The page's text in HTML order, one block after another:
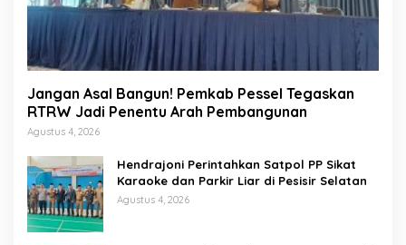
Jangan Asal Bangun! Pemkab Pessel Tegaskan
RTRW Jadi Penentu Arah Pembangunan
Agustus 4, 2026
Hendrajoni Perintahkan Satpol PP Sikat
Karaoke dan Parkir Liar di Pesisir Selatan
Agustus 4, 2026